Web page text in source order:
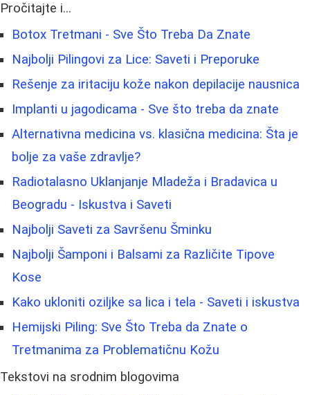
Pročitajte i...
Botox Tretmani - Sve Što Treba Da Znate
Najbolji Pilingovi za Lice: Saveti i Preporuke
Rešenje za iritaciju kože nakon depilacije nausnica
Implanti u jagodicama - Sve što treba da znate
Alternativna medicina vs. klasična medicina: Šta je
bolje za vaše zdravlje?
Radiotalasno Uklanjanje Mladeža i Bradavica u
Beogradu - Iskustva i Saveti
Najbolji Saveti za Savršenu Šminku
Najbolji Šamponi i Balsami za Različite Tipove
Kose
Kako ukloniti oziljke sa lica i tela - Saveti i iskustva
Hemijski Piling: Sve Što Treba da Znate o
Tretmanima za Problematičnu Kožu
Tekstovi na srodnim blogovima